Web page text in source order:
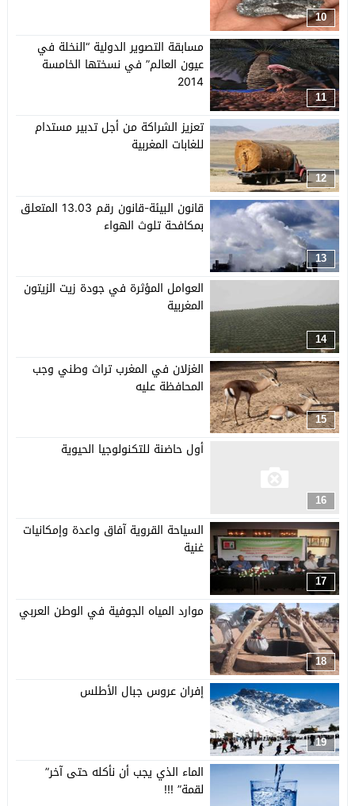
10
11
مسابقة التصوير الدولية “النخلة في
عيون العالم” في نسختها الخامسة
2014
12
تعزيز الشراكة من أجل تدبير مستدام
للغابات المغربية
13
قانون البيئة-قانون رقم 13.03 المتعلق
بمكافحة تلوث الهواء
14
العوامل المؤثرة في جودة زيت الزيتون
المغربية
15
الغزلان في المغرب تراث وطني وجب
المحافظة عليه
16
أول حاضنة للتكنولوجيا الحيوية
17
السياحة القروية آفاق واعدة وإمكانيات
غنية
18
موارد المياه الجوفية في الوطن العربي
19
إفران عروس جبال الأطلس
الماء الذي يجب أن نأكله حتى آخر”
لقمة” !!!